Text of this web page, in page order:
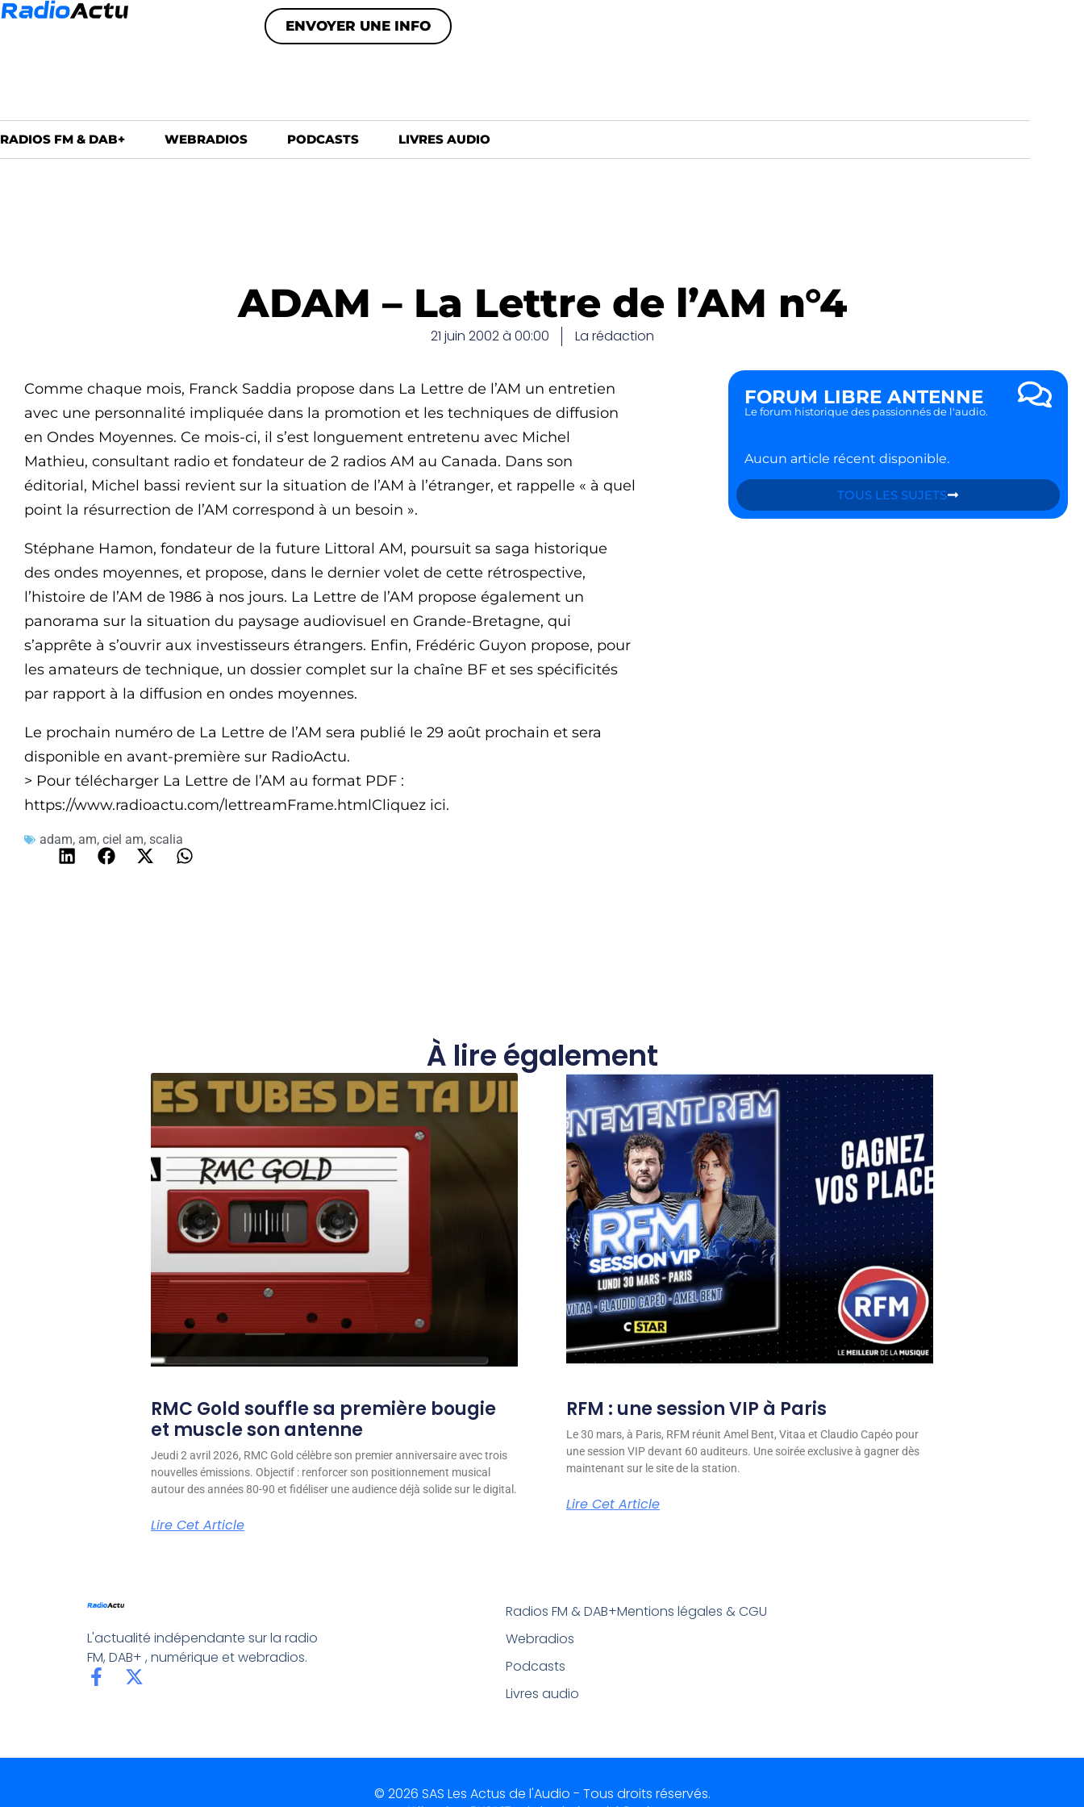
ENVOYER UNE INFO
RADIOS FM & DAB+ WEBRADIOS PODCASTS LIVRES AUDIO
ADAM – La Lettre de l’AM n°4
21 juin 2002 à 00:00 La rédaction
Comme chaque mois, Franck Saddia propose dans La Lettre de l’AM un entretien
avec une personnalité impliquée dans la promotion et les techniques de diffusion
en Ondes Moyennes. Ce mois-ci, il s’est longuement entretenu avec Michel
Mathieu, consultant radio et fondateur de 2 radios AM au Canada. Dans son
éditorial, Michel bassi revient sur la situation de l’AM à l’étranger, et rappelle « à quel
point la résurrection de l’AM correspond à un besoin ».
Stéphane Hamon, fondateur de la future Littoral AM, poursuit sa saga historique
des ondes moyennes, et propose, dans le dernier volet de cette rétrospective,
l’histoire de l’AM de 1986 à nos jours. La Lettre de l’AM propose également un
panorama sur la situation du paysage audiovisuel en Grande-Bretagne, qui
s’apprête à s’ouvrir aux investisseurs étrangers. Enfin, Frédéric Guyon propose, pour
les amateurs de technique, un dossier complet sur la chaîne BF et ses spécificités
par rapport à la diffusion en ondes moyennes.
Le prochain numéro de La Lettre de l’AM sera publié le 29 août prochain et sera
disponible en avant-première sur RadioActu.
> Pour télécharger La Lettre de l’AM au format PDF :
https://www.radioactu.com/lettreamFrame.htmlCliquez ici.
adam, am, ciel am, scalia
FORUM LIBRE ANTENNE
Le forum historique des passionnés de l'audio.
Aucun article récent disponible.
TOUS LES SUJETS
À lire également
RMC Gold souffle sa première bougie
et muscle son antenne
Jeudi 2 avril 2026, RMC Gold célèbre son premier anniversaire avec trois
nouvelles émissions. Objectif : renforcer son positionnement musical
autour des années 80-90 et fidéliser une audience déjà solide sur le digital.
Lire Cet Article
RFM : une session VIP à Paris
Le 30 mars, à Paris, RFM réunit Amel Bent, Vitaa et Claudio Capéo pour
une session VIP devant 60 auditeurs. Une soirée exclusive à gagner dès
maintenant sur le site de la station.
Lire Cet Article
L'actualité indépendante sur la radio
FM, DAB+ , numérique et webradios.
Radios FM & DAB+
Webradios
Podcasts
Livres audio
Mentions légales & CGU
© 2026 SAS Les Actus de l'Audio - Tous droits réservés.